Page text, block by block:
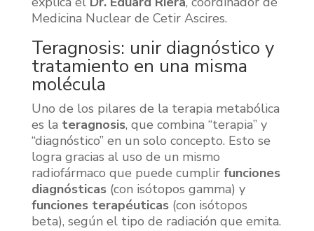
Medicina Nuclear de Cetir Ascires.
Teragnosis: unir diagnóstico y
tratamiento en una misma
molécula
Uno de los pilares de la terapia metabólica
es la teragnosis, que combina “terapia” y
“diagnóstico” en un solo concepto. Esto se
logra gracias al uso de un mismo
radiofármaco que puede cumplir funciones
diagnósticas(con isótopos gamma) y
funciones terapéuticas(con isótopos
beta), según el tipo de radiación que emita.